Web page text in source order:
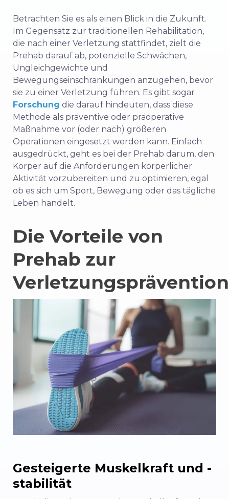
Betrachten Sie es als einen Blick in die Zukunft.
Im Gegensatz zur traditionellen Rehabilitation,
die nach einer Verletzung stattfindet, zielt die
Prehab darauf ab, potenzielle Schwächen,
Ungleichgewichte und
Bewegungseinschränkungen anzugehen, bevor
sie zu einer Verletzung führen. Es gibt sogar
Forschung die darauf hindeuten, dass diese
Methode als präventive oder präoperative
Maßnahme vor (oder nach) größeren
Operationen eingesetzt werden kann. Einfach
ausgedrückt, geht es bei der Prehab darum, den
Körper auf die Anforderungen körperlicher
Aktivität vorzubereiten und zu optimieren, egal
ob es sich um Sport, Bewegung oder das tägliche
Leben handelt.
Die Vorteile von
Prehab zur
Verletzungsprävention
Gesteigerte Muskelkraft und -
stabilität